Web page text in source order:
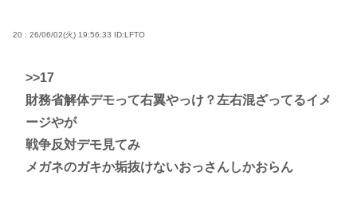
20 : 26/06/02(火) 19:56:33 ID:LFTO
>>17
財務省解体デモって右翼やっけ？左右混ざってるイメ
ージやが
戦争反対デモ見てみ
メガネのガキか垢抜けないおっさんしかおらん